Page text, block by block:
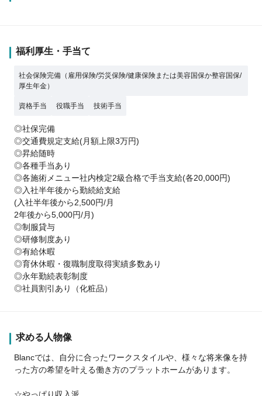
福利厚生・手当て
社会保険完備（雇用保険/労災保険/健康保険または美容国保か整容国保/
厚生年金）
資格手当 役職手当 技術手当
◎社保完備
◎交通費規定支給(月額上限3万円)
◎昇給随時
◎各種手当あり
◎各施術メニュー社内検定2級合格で手当支給(各20,000円)
◎入社半年後から勤続給支給
(入社半年後から2,500円/月
2年後から5,000円/月)
◎制服貸与
◎研修制度あり
◎有給休暇
◎育休休暇・復職制度取得実績多数あり
◎永年勤続表彰制度
◎社員割引あり（化粧品）
求める人物像
Blancでは、自分に合ったワークスタイルや、様々な将来像を持
った方の希望を叶える働き方のプラットホームがあります。